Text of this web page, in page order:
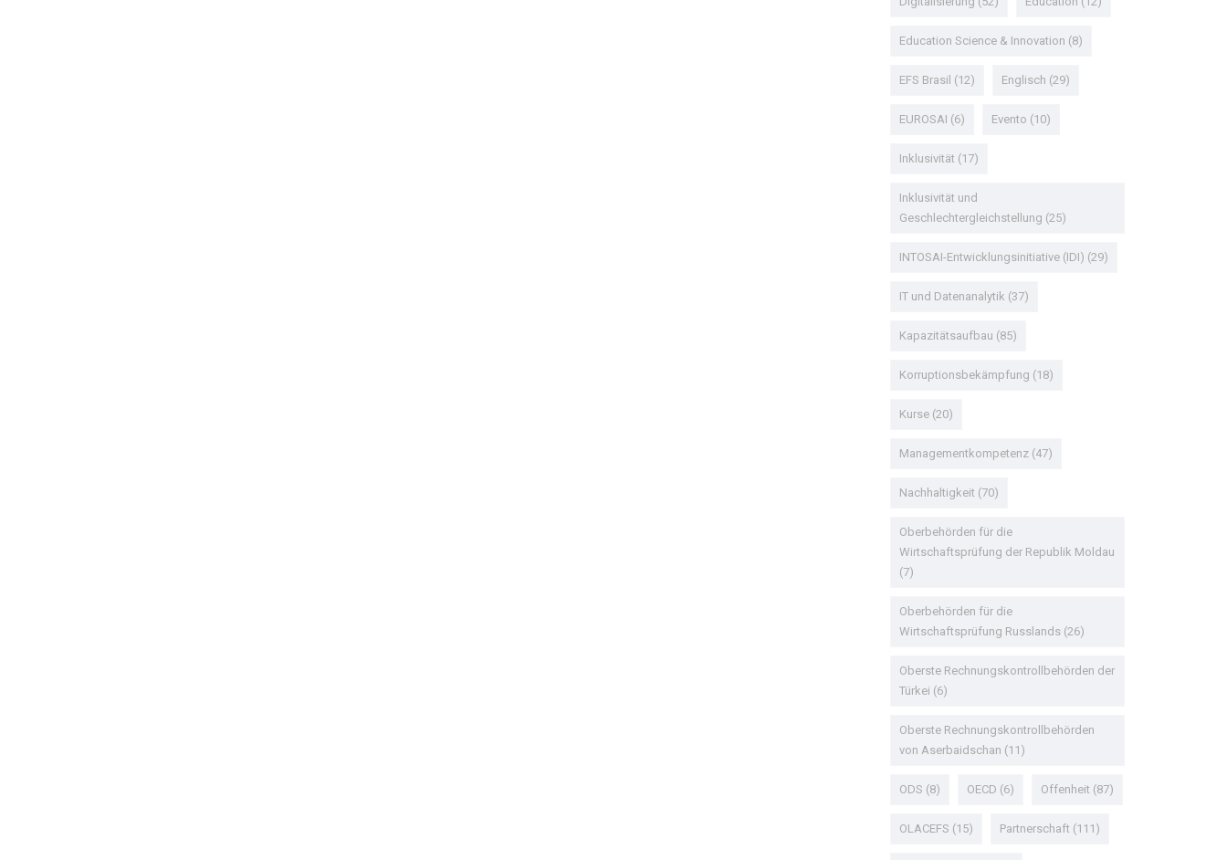
Education Science & Innovation (8)
EFS Brasil (12) Englisch (29)
EUROSAI (6) Evento (10)
Inklusivität (17)
Inklusivität und
Geschlechtergleichstellung (25)
INTOSAI-Entwicklungsinitiative (IDI) (29)
IT und Datenanalytik (37)
Kapazitätsaufbau (85)
Korruptionsbekämpfung (18)
Kurse(20)
Managementkompetenz(47)
Nachhaltigkeit (70)
Oberbehörden für die
Wirtschaftsprüfung der Republik Moldau
(7)
Oberbehörden für die
Wirtschaftsprüfung Russlands(26)
Oberste Rechnungskontrollbehörden der
Türkei (6)
Oberste Rechnungskontrollbehörden
von Aserbaidschan (11)
ODS (8) OECD (6) Offenheit (87)
OLACEFS (15) Partnerschaft (111)